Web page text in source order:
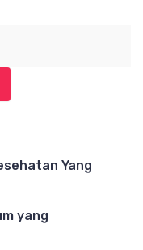
Yang
yang